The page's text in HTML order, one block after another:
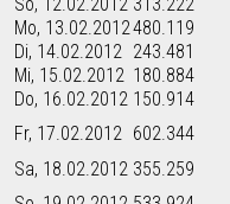
Mo, 13.02.2012480.119
Di, 14.02.2012 243.481
Mi, 15.02.2012 180.884
Do, 16.02.2012 150.914
Fr, 17.02.2012 602.344
Sa, 18.02.2012 355.259